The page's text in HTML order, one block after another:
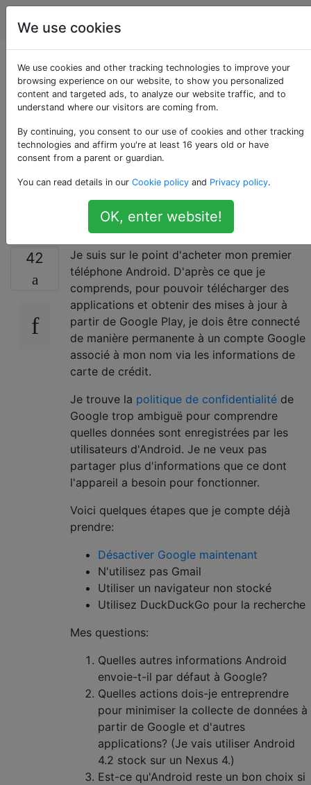
Android
Quelles informations
stockent Android par
défaut sur Google, et
comment puis-je me
désinscrire?
42
Je suis sur le point d'acheter mon premier
téléphone Android. D'après ce que je
comprends, pour pouvoir télécharger des
applications et obtenir des mises à jour à
partir de Google Play, je dois être connecté
de manière permanente à un compte Google
associé à mon nom via les informations de
carte de crédit.
Je trouve la politique de confidentialité de
Google trop ambiguë pour comprendre
quelles données sont enregistrées par les
utilisateurs d'Android. Je ne veux pas
partager plus d'informations que ce dont
l'appareil a besoin pour fonctionner.
Voici quelques étapes que je compte déjà
prendre:
Désactiver Google maintenant
N'utilisez pas Gmail
Utiliser un navigateur non stocké
Utilisez DuckDuckGo pour la recherche
Mes questions:
Quelles autres informations Android
envoie-t-il par défaut à Google?
Quelles actions dois-je entreprendre
pour minimiser la collecte de données à
partir de Google et d'autres
applications? (Je vais utiliser Android
4.2 stock sur un Nexus 4.)
Est-ce qu'Android reste un bon choix si
We use cookies
We use cookies and other tracking technologies to improve your
browsing experience on our website, to show you personalized
content and targeted ads, to analyze our website traffic, and to
understand where our visitors are coming from.
By continuing, you consent to our use of cookies and other tracking
technologies and affirm you're at least 16 years old or have
consent from a parent or guardian.
You can read details in our Cookie policy and Privacy policy.
OK, enter website!